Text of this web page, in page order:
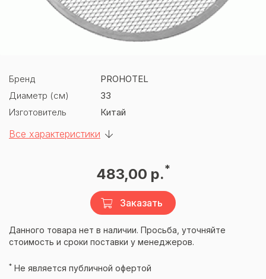
Бренд
PROHOTEL
Диаметр (см)
33
Изготовитель
Китай
Все характеристики
483,00 р.*
Заказать
Данного товара нет в наличии. Просьба, уточняйте
стоимость и сроки поставки у менеджеров.
* Не является публичной офертой